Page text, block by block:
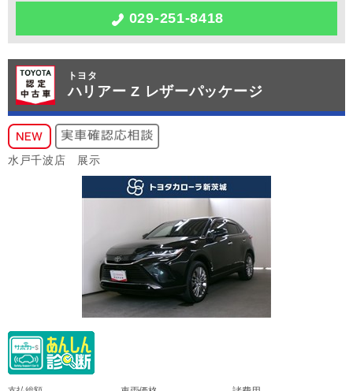
029-251-8418
トヨタ
ハリアー Z レザーパッケージ
水戸千波店 展示